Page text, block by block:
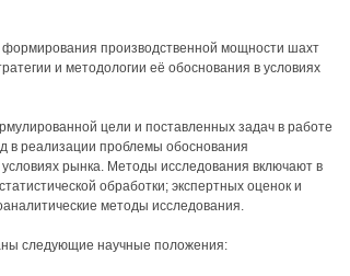
производственной мощности шахт
и методологии её обоснования в условиях
цели и поставленных задач в работе
в реализации проблемы обоснования
рынка. Методы исследования включают в
обработки; экспертных оценок и
методы исследования.
следующие научные положения: